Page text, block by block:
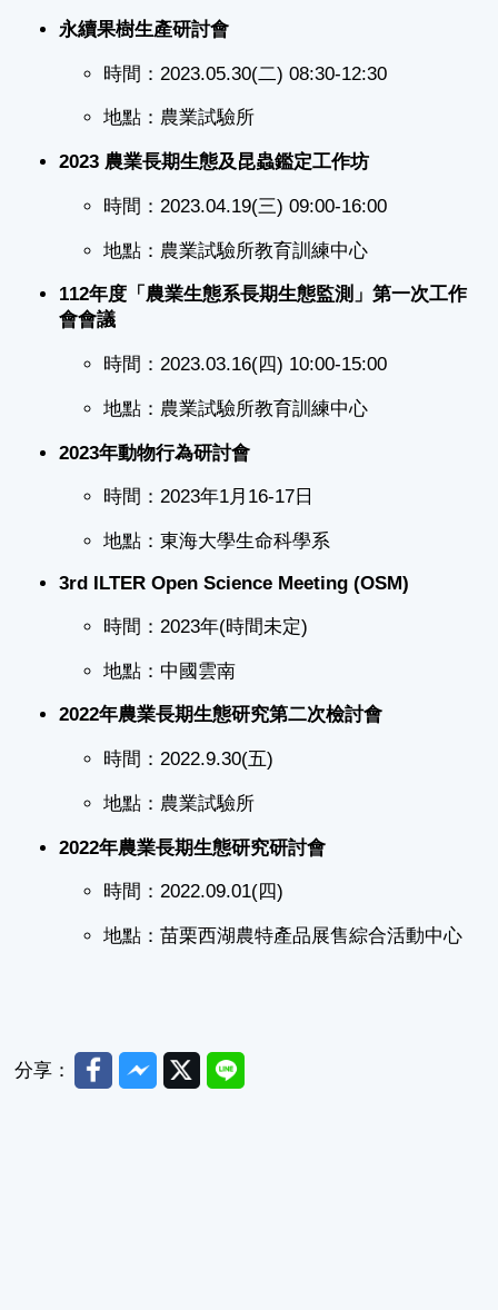
永續果樹生產研討會
時間：2023.05.30(二) 08:30-12:30
地點：農業試驗所
2023 農業長期生態及昆蟲鑑定工作坊
時間：2023.04.19(三) 09:00-16:00
地點：農業試驗所教育訓練中心
112年度「農業生態系長期生態監測」第一次工作
會會議
時間：2023.03.16(四) 10:00-15:00
地點：農業試驗所教育訓練中心
2023年動物行為研討會
時間：2023年1月16-17日
地點：東海大學生命科學系
3rd ILTER Open Science Meeting (OSM)
時間：2023年(時間未定)
地點：中國雲南
2022年農業長期生態研究第二次檢討會
時間：2022.9.30(五)
地點：農業試驗所
2022年農業長期生態研究研討會
時間：2022.09.01(四)
地點：苗栗西湖農特產品展售綜合活動中心
分享： FacebookMessenger
TwitterLine